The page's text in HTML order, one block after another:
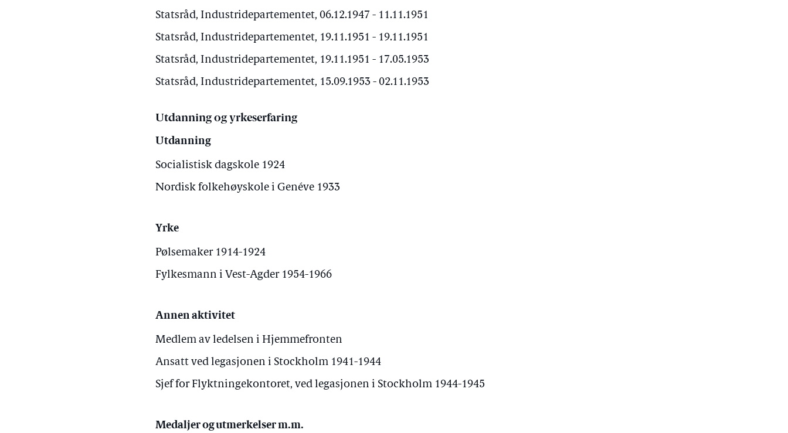
Statsråd, Industridepartementet, 06.12.1947 - 11.11.1951
Statsråd, Industridepartementet, 19.11.1951 - 19.11.1951
Statsråd, Industridepartementet, 19.11.1951 - 17.05.1953
Statsråd, Industridepartementet, 15.09.1953 - 02.11.1953
Utdanning og yrkeserfaring
Utdanning
Socialistisk dagskole 1924
Nordisk folkehøyskole i Genéve 1933
Yrke
Pølsemaker 1914-1924
Fylkesmann i Vest-Agder 1954-1966
Annen aktivitet
Medlem av ledelsen i Hjemmefronten
Ansatt ved legasjonen i Stockholm 1941-1944
Sjef for Flyktningekontoret, ved legasjonen i Stockholm 1944-1945
Medaljer og utmerkelser m.m.